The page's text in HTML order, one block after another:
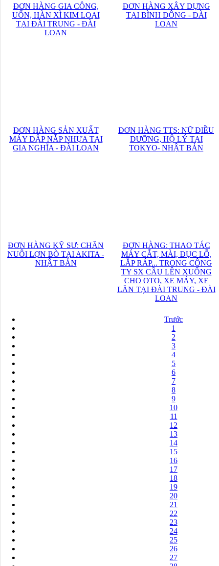
ĐƠN HÀNG GIA CÔNG,
UỐN, HÀN XÌ KIM LOẠI
TẠI ĐÀI TRUNG - ĐÀI
LOAN
ĐƠN HÀNG XÂY DỰNG
TẠI BÌNH ĐÔNG - ĐÀI
LOAN
ĐƠN HÀNG SẢN XUẤT
MÁY DẬP NẮP NHỰA TẠI
GIA NGHĨA - ĐÀI LOAN
ĐƠN HÀNG TTS: NỮ ĐIỀU
DƯỠNG, HỘ LÝ TẠI
TOKYO- NHẬT BẢN
ĐƠN HÀNG KỸ SƯ: CHĂN
NUÔI LỢN BÒ TẠI AKITA -
NHẬT BẢN
ĐƠN HÀNG: THAO TÁC
MÁY CẮT, MÀI, ĐỤC LỖ,
LẮP RÁP... TRONG CÔNG
TY SX CẦU LÊN XUỐNG
CHO OTO, XE MÁY, XE
LĂN TẠI ĐÀI TRUNG - ĐÀI
LOAN
Trước
1
2
3
4
5
6
7
8
9
10
11
12
13
14
15
16
17
18
19
20
21
22
23
24
25
26
27